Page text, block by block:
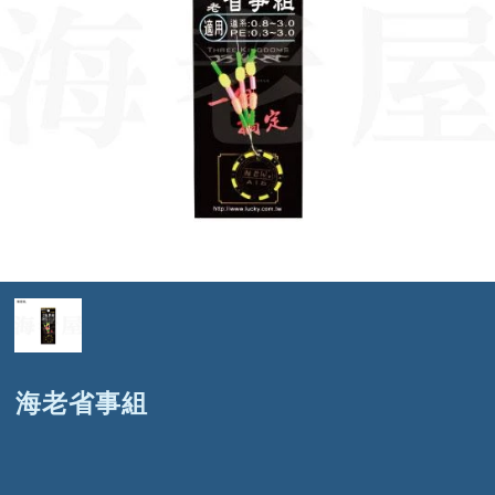
海老省事組